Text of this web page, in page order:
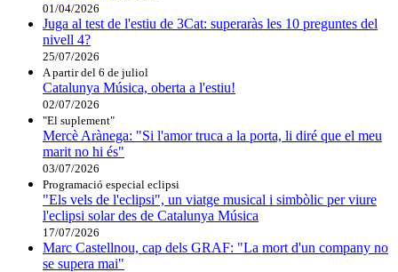
01/04/2026
Juga al test de l'estiu de 3Cat: superaràs les 10 preguntes del
nivell 4?
25/07/2026
A partir del 6 de juliol
Catalunya Música, oberta a l'estiu!
02/07/2026
"El suplement"
Mercè Arànega: "Si l'amor truca a la porta, li diré que el meu
marit no hi és"
03/07/2026
Programació especial eclipsi
"Els vels de l'eclipsi", un viatge musical i simbòlic per viure
l'eclipsi solar des de Catalunya Música
17/07/2026
Marc Castellnou, cap dels GRAF: "La mort d'un company no
se supera mai"